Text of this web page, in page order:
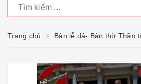
Trang chủ Bàn lễ đá- Bàn thờ Thần